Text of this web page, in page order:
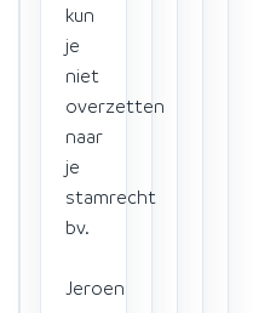
kun
je
niet
overzetten
naar
je
stamrecht
bv.
Jeroen